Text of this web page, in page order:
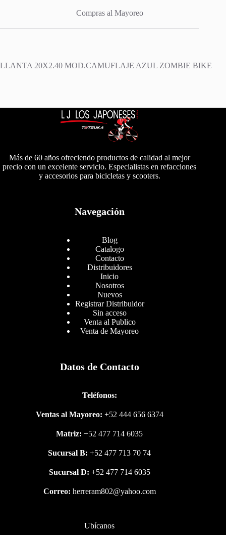
Compras al Mayoreo
LLANTA 20X2.40 MOD.CAMUFLAJE AZUL ZOMBIE BIKE
Más de 60 años ofreciendo productos de calidad al mejor
precio con un excelente servicio. Especialistas en refacciones
y accesorios para bicicletas y scooters.
Navegación
Blog
Catalogo
Contacto
Distribuidores
Inicio
Nosotros
Nuevos
Registrar Distribuidor
Sin acceso
Venta al Publico
Venta de Mayoreo
Datos de Contacto
Teléfonos:
Ventas al Mayoreo: +52 444 656 6374
Matriz: +52 477 714 6035
Sucursal B:+52 477 713 70 74
Sucursal D: +52 477 714 6035
Correo: herreram802@yahoo.com
Ubícanos